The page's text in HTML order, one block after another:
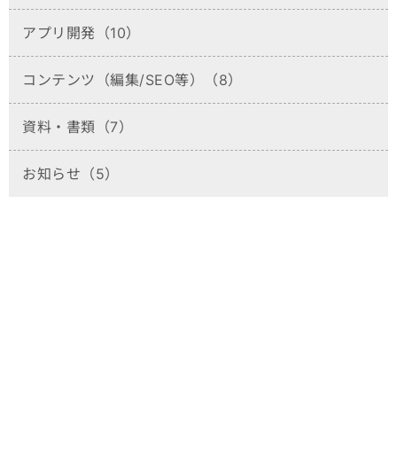
アプリ開発（10）
コンテンツ（編集/SEO等）（8）
資料・書類（7）
お知らせ（5）